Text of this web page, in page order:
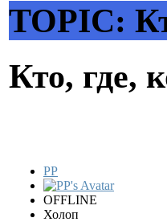
TOPIC:
Кто, где,
PP
OFFLINE
Холоп